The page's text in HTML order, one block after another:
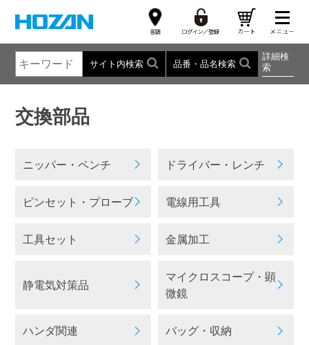
サイト内検索 品番・品名検索
詳細検
索
交換部品
ニッパー・ペンチ ドライバー・レンチ
ピンセット・プローブ 電線用工具
工具セット 金属加工
静電気対策品
マイクロスコープ・顕
微鏡
ハンダ関連 バッグ・収納